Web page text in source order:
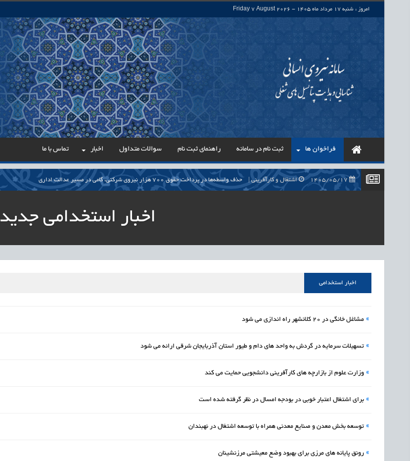
امروز : شنبه 17 مرداد ماه 1405 - Friday 7 August 2026
فراخوان ها ثبت نام در سامانه راهنمای ثبت نام سوالات متداول اخبار تماس با ما
اشتغال و کارآفرینی حذف واسطه‌ها در پرداخت حقوق ۷۰۰ هزار نیروی شرکتی، گامی در مسیر عدالت اداری
رئیس مرکز منابع انسانی آموزش‌وپرورش: داوطلبان ردصلاحیت‌شده حق اعتراض دارند
1405/05/17 اشتغال و کارآفرینی راه‌اندازی «کارخانه نوآوری مینیاتوری فرآورده‌های گیاهی و طبیعی» در دستور کار معاونت علمی
اخبار استخدامی جدید
اخبار استخدامی
» مشاغل خانگی در 20 کلانشهر راه اندازی می شود
» تسهيلات سرمايه در گردش به واحد هاي دام و طيور استان آذربايجان شرقي ارائه می شود
» وزارت علوم از بازارچه‌ های کارآفرینی دانشجویی حمایت می کند
» برای اشتغال اعتبار خوبی در بودجه امسال در نظر گرفته شده است
» توسعه بخش معدن و صنایع معدنی همراه با توسعه اشتغال در نهبندان
» رونق پایانه های مرزی برای بهبود وضع معیشتی مرزنشینان